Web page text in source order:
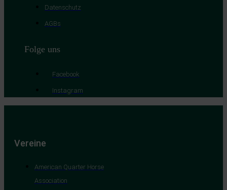
Datenschutz
AGBs
Folge uns
Facebook
Instagram
Vereine
American Quarter Horse
Association